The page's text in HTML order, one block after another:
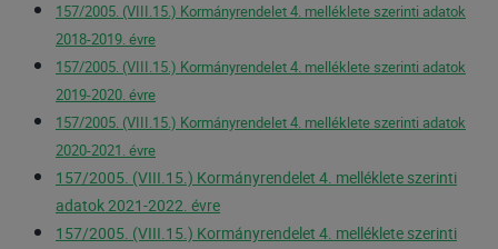
157/2005. (VIII.15.) Kormányrendelet 4. melléklete szerinti adatok
2018-2019. évre
157/2005. (VIII.15.) Kormányrendelet 4. melléklete szerinti adatok
2019-2020. évre
157/2005. (VIII.15.) Kormányrendelet 4. melléklete szerinti adatok
2020-2021. évre
157/2005. (VIII.15.) Kormányrendelet 4. melléklete szerinti
adatok 2021-2022. évre
157/2005. (VIII.15.) Kormányrendelet 4. melléklete szerinti